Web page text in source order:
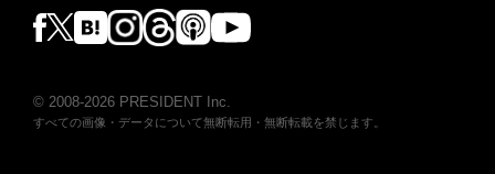
© 2008-2026 PRESIDENT Inc.
すべての画像・データについて無断転用・無断転載を禁じます。